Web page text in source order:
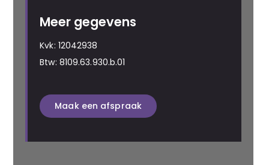
Meer gegevens
Kvk: 12042938
Btw: 8109.63.930.b.01
Maak een afspraak